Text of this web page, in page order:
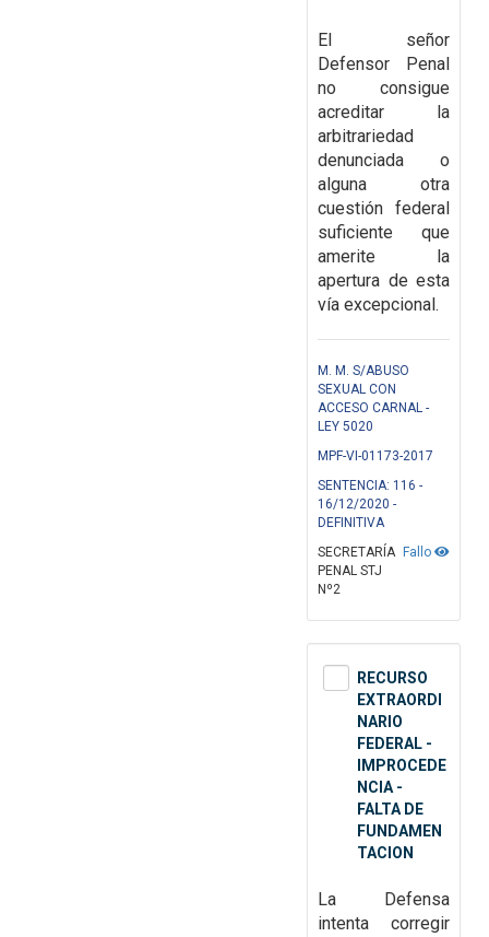
El señor
Defensor Penal
no consigue
acreditar la
arbitrariedad
denunciada o
alguna otra
cuestión federal
suficiente que
amerite la
apertura de esta
vía excepcional.
M. M. S/ABUSO
SEXUAL CON
ACCESO CARNAL -
LEY 5020
MPF-VI-01173-2017
SENTENCIA: 116 -
16/12/2020 -
DEFINITIVA
Fallo
SECRETARÍA
PENAL STJ
Nº2
RECURSO
EXTRAORDI
NARIO
FEDERAL -
IMPROCEDE
NCIA -
FALTA DE
FUNDAMEN
TACION
La Defensa
intenta corregir